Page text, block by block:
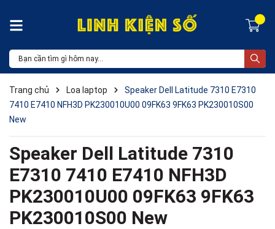
Trang chủ Loa laptop
Speaker Dell Latitude 7310 E7310
7410 E7410 NFH3D PK230010U00 09FK63 9FK63 PK230010S00
New
Speaker Dell Latitude 7310
E7310 7410 E7410 NFH3D
PK230010U00 09FK63 9FK63
PK230010S00 New